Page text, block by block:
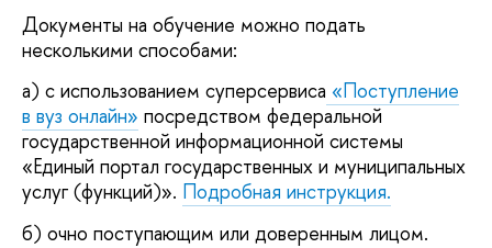
Документы на обучение можно подать
несколькими способами:
а) с использованием суперсервиса «Поступление
в вуз онлайн» посредством федеральной
государственной информационной системы
«Единый портал государственных и муниципальных
услуг (функций)». Подробная инструкция.
б) очно поступающим или доверенным лицом.